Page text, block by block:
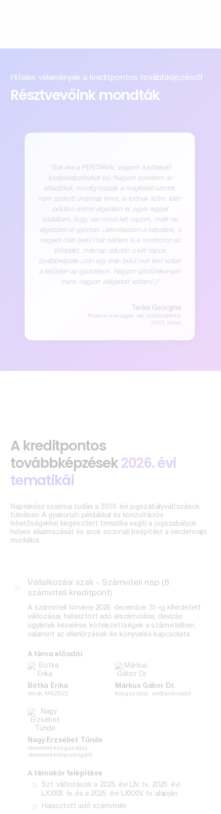
Hiteles vélemények a kreditpontos továbbképzésről
Résztvevőink mondták
"Sok éve a PENTÁNÁL végzem a kötelező
továbbképzéseket (is). Nagyon szeretem az
előadókat, mindig hozzák a megfelelő szintet,
nem szokott unalmas lenni, le tudnak kötni. Idén
például online végeztem el, egyik reggel
kitaláltam, hogy van most két napom, miért ne
végezzem el gyorsan. Jelentkeztem a képzésre, s
negyed órán belül már néztem is a monitoron az
előadást, másnap délután a két napos
továbbképzés után egy órán belül már fent voltak
a felületen az igazolások. Nagyon gördülékenyen
ment, nagyon elégedett voltam! :)"
Tenke Georgina
finance manager, okl. adószakértő.
2025. július
A kreditpontos
továbbképzések2026. évi
tematikái
Naprakész szakmai tudás a 2026. évi jogszabályváltozások
tükrében. A gyakorlati példákkal és konzultációs
lehetőségekkel kiegészített tematika segíti a jogszabályok
helyes alkalmazását és azok azonnali beépítést a mindennapi
munkába.
Vállalkozási szak - Számviteli nap (8
számviteli kreditpont)
A számviteli törvény 2025. december 31-ig kihirdetett
változásai, halasztott adó elszámolása, devizás
ügyletek kezelése, kötelezettségek a számvitelben,
valamint az ellenőrzések és könyvelés kapcsolata
A téma előadói
Botka Erika
elnök, MSZSZE
Márkus Gábor Dr.
közgazdász, adótanácsadó
Nagy Erzsébet Tünde
okleveles közgazdász,
okleveles könyvvizsgáló
A témakör felépítése
Szt. változások a 2025. évi LIV. tv., 2025. évi
LXXXIII. tv. és a 2025. évi LXXXIV. tv. alapján
Halasztott adó számvitele